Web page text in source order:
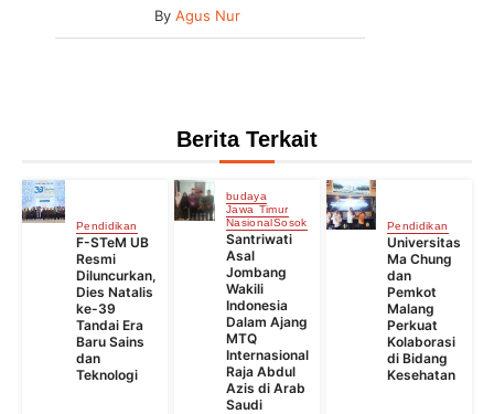
By Agus Nur
Berita Terkait
Pendidikan
F-STeM UB
Resmi
Diluncurkan,
Dies Natalis
ke-39
Tandai Era
Baru Sains
dan
Teknologi
budaya
Jawa Timur
NasionalSosok
Santriwati
Asal
Jombang
Wakili
Indonesia
Dalam Ajang
MTQ
Internasional
Raja Abdul
Azis di Arab
Saudi
Pendidikan
Universitas
Ma Chung
dan
Pemkot
Malang
Perkuat
Kolaborasi
di Bidang
Kesehatan